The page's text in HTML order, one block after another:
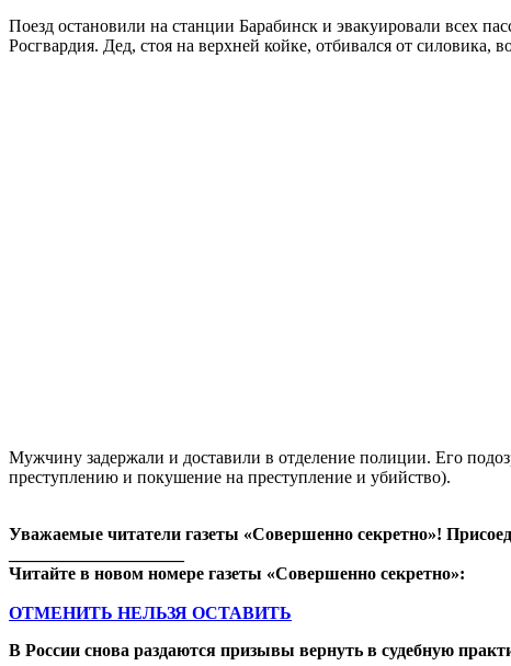
Поезд остановили на станции Барабинск и эвакуировали всех
Росгвардия. Дед, стоя на верхней койке, отбивался от силовика,
Мужчину задержали и доставили в отделение полиции. Его
преступлению и покушение на преступление и убийство).
Уважаемые читатели газеты «Совершенно секретно»!
Читайте в новом номере газеты «Совершенно секретно»:
ОТМЕНИТЬ НЕЛЬЗЯ ОСТАВИТЬ
В России снова раздаются призывы вернуть в судебную